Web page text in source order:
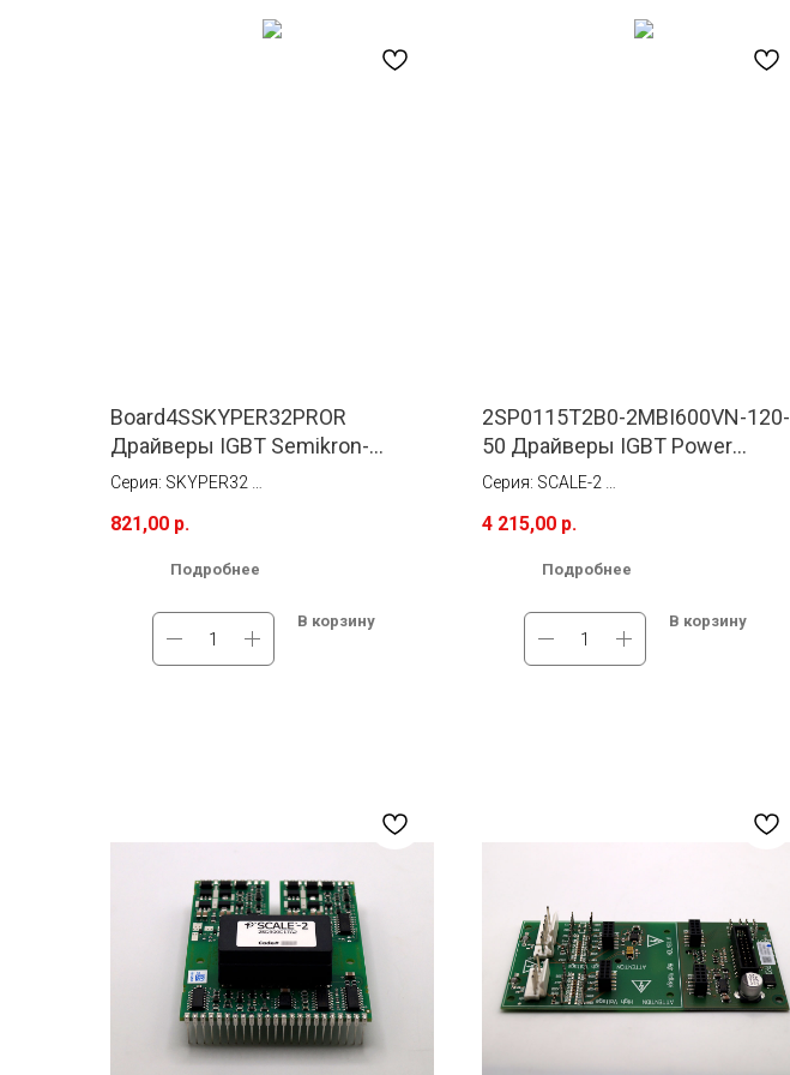
Board4SSKYPER32PROR
Драйверы IGBT Semikron-
Danfos (Semikron)
Серия: SKYPER32
Тип монтажа: Монтируется
Мах. High Side Voltage (В): Dual-Channe
adaptor board for the IGBT module
Мах. High Side Voltage (В)2: 1700 В
821,00 р.
Подробнее
В корзину
2SP0115T2B0-2MBI600VN-120-
50 Драйверы IGBT Power
Integrations (Concept)
Серия: SCALE-2
Тип монтажа: Монтируется
Мах. High Side Voltage (В): Dual-Channel
Plug-and-Play Driver
Мах. High Side Voltage (В)2: 1200 В
4 215,00 р.
Подробнее
В корзину